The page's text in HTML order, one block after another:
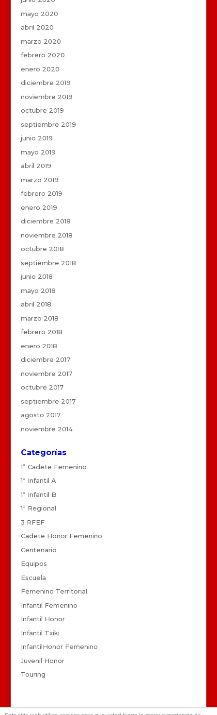
mayo 2020
abril 2020
marzo 2020
febrero 2020
enero 2020
diciembre 2019
noviembre 2019
octubre 2019
septiembre 2019
junio 2019
mayo 2019
abril 2019
marzo 2019
febrero 2019
enero 2019
diciembre 2018
noviembre 2018
octubre 2018
septiembre 2018
junio 2018
mayo 2018
abril 2018
marzo 2018
febrero 2018
enero 2018
diciembre 2017
noviembre 2017
octubre 2017
septiembre 2017
agosto 2017
noviembre 2014
Categorías
1ª Cadete Femenino
1ª Infantil A
1ª Infantil B
1ª Regional
3 RFEF
Cadete Honor Femenino
Centenario
Equipos
Escuela
Femenino Territorial
Infantil Femenino
Infantil Honor
Infantil Txiki
InfantilHonor Femenino
Juvenil Honor
Touring